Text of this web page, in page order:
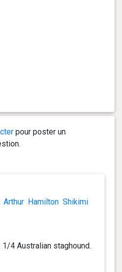
pour poster un
Arthur Hamilton Shikimi
4 Australian staghound.